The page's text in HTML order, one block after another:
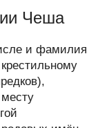
Чеша
и фамилия